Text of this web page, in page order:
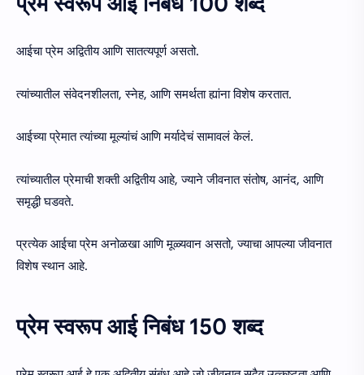
आईचा प्रेम अद्वितीय आणि सातत्यपूर्ण असतो.
त्यांच्यातील संवेदनशीलता, स्नेह, आणि समर्थता ह्यांना विशेष करतात.
आईच्या प्रेमात त्यांच्या मूल्यांचं आणि मर्यादेचं सामावलं केलं.
त्यांच्यातील प्रेमाची शक्ती अद्वितीय आहे, ज्याने जीवनात संतोष, आनंद, आणि
समृद्धी घडवते.
प्रत्येक आईचा प्रेम अनोळखा आणि मूळ्यवान असतो, ज्याचा आपल्या जीवनात
विशेष स्थान आहे.
प्रेम स्वरूप आई निबंध 150 शब्द